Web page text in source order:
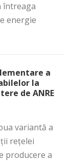
întreaga
energie
a
la
de ANRE
variantă a
rețelei
producere a